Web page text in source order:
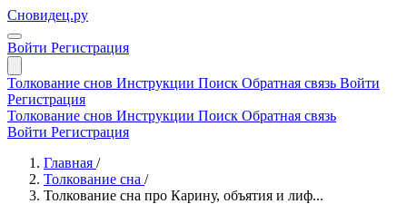
Сновидец.ру
Войти Регистрация
Толкование снов Инструкции Поиск Обратная связь Войти
Регистрация
Толкование снов Инструкции Поиск Обратная связь
Войти Регистрация
Главная /
Толкование сна /
Толкование сна про Карину, объятия и лиф...